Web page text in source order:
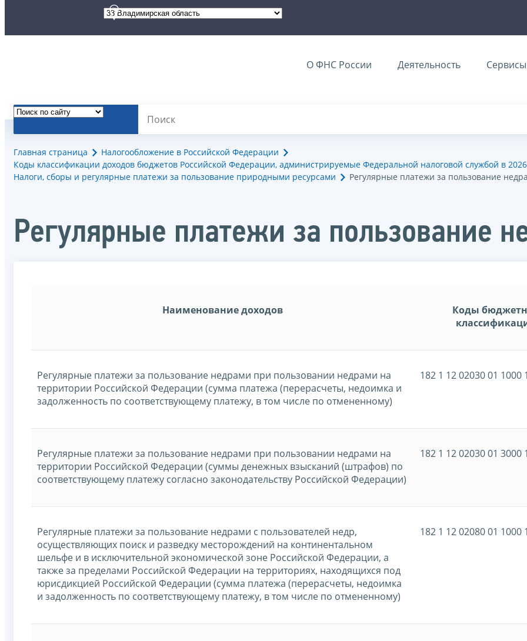
О ФНС России Деятельность Сервисы
Главная страница
Налогообложение в Российской Федерации
Коды классификации доходов бюджетов Российской Федерации, администрируемые Федеральной налоговой службой в 2026
Налоги, сборы и регулярные платежи за пользование природными ресурсами
Регулярные платежи за пользование
Регулярные платежи за пользование
Наименование доходов
Коды
Регулярные платежи за пользование недрами при пользовании недрами на
территории Российской Федерации (сумма платежа (перерасчеты, недоимка и
задолженность по соответствующему платежу, в том числе по отмененному)
182 1 12 02030 01 1000
Регулярные платежи за пользование недрами при пользовании недрами на
территории Российской Федерации (суммы денежных взысканий (штрафов) по
соответствующему платежу согласно законодательству Российской Федерации)
182 1 12 02030 01 3000
Регулярные платежи за пользование недрами с пользователей недр,
осуществляющих поиск и разведку месторождений на континентальном
шельфе и в исключительной экономической зоне Российской Федерации, а
также за пределами Российской Федерации на территориях, находящихся под
юрисдикцией Российской Федерации (сумма платежа (перерасчеты, недоимка
и задолженность по соответствующему платежу, в том числе по отмененному)
182 1 12 02080 01 1000